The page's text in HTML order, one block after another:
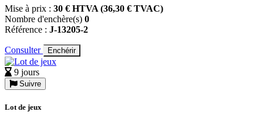
Mise à prix : 30 € HTVA (36,30 € TVAC)
Nombre d'enchère(s) 0
Référence : J-13205-2
Consulter Enchérir
9 jours
Suivre
Lot de jeux